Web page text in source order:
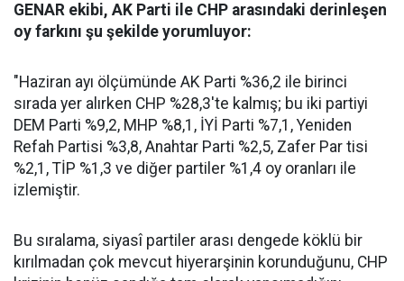
GENAR ekibi, AK Parti ile CHP arasındaki derinleşen
oy farkını şu şekilde yorumluyor:
"Haziran ayı ölçümünde AK Parti %36,2 ile birinci
sırada yer alırken CHP %28,3'te kalmış; bu iki partiyi
DEM Parti %9,2, MHP %8,1, İYİ Parti %7,1, Yeniden
Refah Partisi %3,8, Anahtar Parti %2,5, Zafer Par tisi
%2,1, TİP %1,3 ve diğer partiler %1,4 oy oranları ile
izlemiştir.
Bu sıralama, siyasî partiler arası dengede köklü bir
kırılmadan çok mevcut hiyerarşinin korunduğunu, CHP